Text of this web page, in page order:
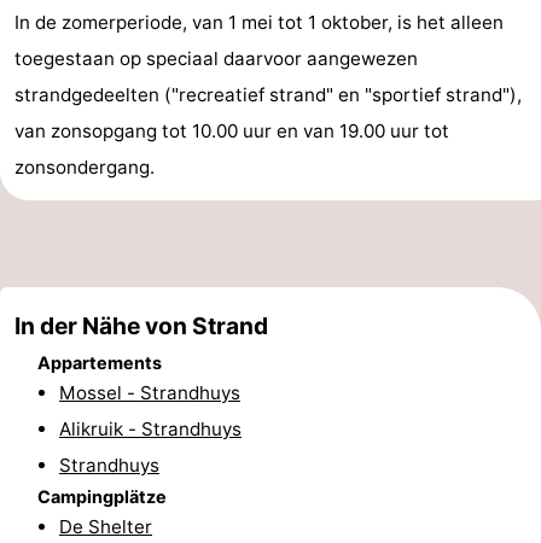
Zeezicht
Strandplevier
Campingplätze
Ferienhäuser
-
't
-
Hoogelandt
Beach
Park
Texel
-
Buytenveldt
-
De
Texel
Kustpark
In de zomerperiode, van 1 mei tot 1 oktober, is het alleen
toegestaan op speciaal daarvoor aangewezen
strandgedeelten ("recreatief strand" en "sportief strand"),
van zonsopgang tot 10.00 uur en van 19.00 uur tot
zonsondergang.
In der Nähe von Strand
Appartements
Mossel - Strandhuys
Alikruik - Strandhuys
Strandhuys
Campingplätze
De Shelter